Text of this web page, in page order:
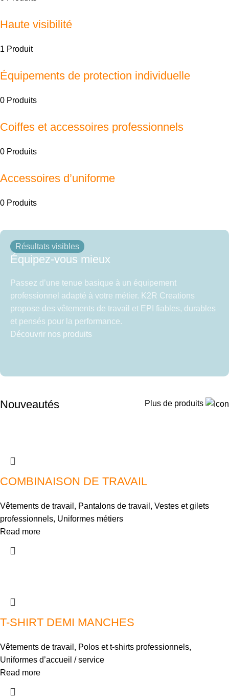
Haute visibilité
1 Produit
Équipements de protection individuelle
0 Produits
Coiffes et accessoires professionnels
0 Produits
Accessoires d’uniforme
0 Produits
Résultats visibles
Équipez-vous mieux
Passez d’une tenue basique à un équipement
professionnel adapté à votre métier. K2R Creations
propose des vêtements de travail et EPI fiables, durables
et pensés pour la performance.
Découvrir nos produits
Nouveautés Plus de produits
COMBINAISON DE TRAVAIL
Vêtements de travail , Pantalons de travail , Vestes et gilets
professionnels, Uniformes métiers
Read more
T-SHIRT DEMI MANCHES
Vêtements de travail , Polos et t-shirts professionnels,
Uniformes d’accueil / service
Read more